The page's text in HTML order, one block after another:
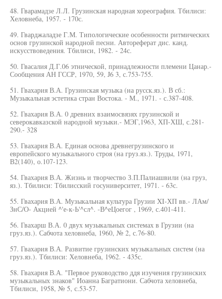
48. Гварамадзе Л.Л. Грузинская народная хореография. Тбилиси:
Хеловнеба, 1957. - 170с.
49. Гварджаладзе Г.М. Типологические особенности ритмических
основ грузинской народной песни. Автореферат дис. канд.
искусствоведения. Тбилиси, 1982. - 24с.
50. Гвасалия Д.Г.06 этнической, принадлежности племени Цанар.-
Сообщения АН ГССР, 1970, 59, J6 3, с.753-755.
51. Гвахария В.А. Грузинская музыка (на русск.яз.). В сб.:
Музыкальная эстетика стран Востока. - М., 1971. - с.387-408.
52. Гвахария В.А. 0 древних взаимосвязях грузинской и
северокавказской народной музыки.- МЭГ,1963, ХП-ХШ, с.281-
290.- 328
53. Гвахария В.А. Единая основа древнегрузинского и
европейского музыкального строя (на груз.яз.). Труды, 1971,
В2(140), о.107-123.
54. Гвахария В.А. Жизнь и творчество З.П.Палиашвили (на груз,
яз.). Тбилиси: Тбилисский госуниверситет, 1971. - 63с.
55. Гвахария В.А. Музыкальная культура Грузии XI-ХП вв.- ЛАм/
ЗнС/О- Акцией ^'е-к-Ь'^сл^. -В^еЦоегог , 1969, с.401-411.
56. Гвахарш В.А. 0 двух музыкальных системах в Грузии (на
груз.яз.). Сабчота хеловнеба, 1960, № 2, с.76-80.
57. Гвахария В.А. Развитие грузинских музыкальных систем (на
груз.яз.). Тбилиси: Хеловнеба, 1962. - 435с.
58. Гвахария В.А. "Первое руководство ддя изучения грузинских
музыкальных знаков" Иоанна Багратиони. Сабчота хеловнеба,
Тбилиси, 1958, № 5, с.53-57.